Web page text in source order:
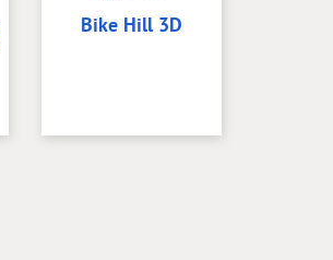
Bike Hill 3D